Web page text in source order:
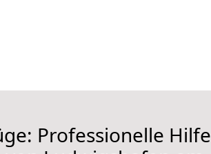
Professionelle Hilfe